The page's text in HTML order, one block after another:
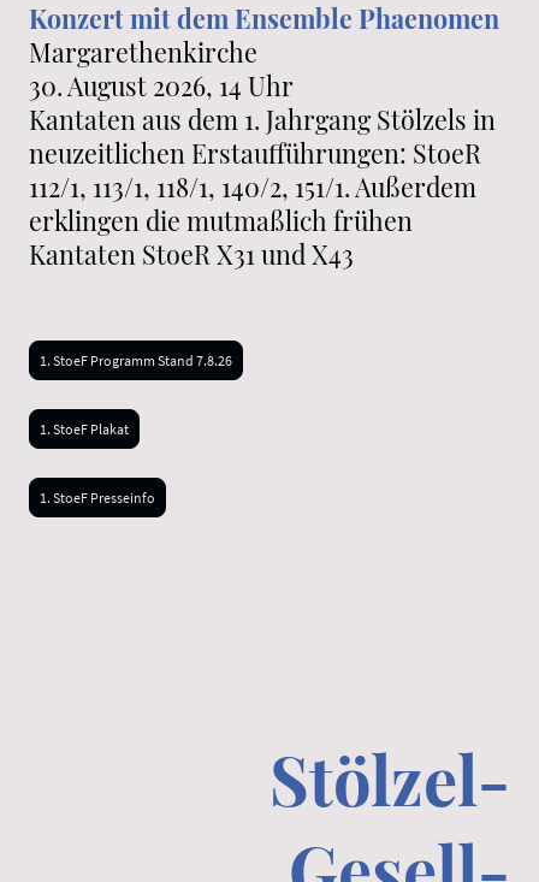
Konzert mit dem Ensemble Phaenomen
Margarethenkirche
30. August 2026, 14 Uhr
Kantaten aus dem 1. Jahrgang Stölzels in
neuzeitlichen Erstaufführungen: StoeR
112/1, 113/1, 118/1, 140/2, 151/1. Außerdem
erklingen die mutmaßlich frühen
Kantaten StoeR X31 und X43
1. StoeF Programm Stand 7.8.26
1. StoeF Plakat
1. StoeF Presseinfo
Stölzel-